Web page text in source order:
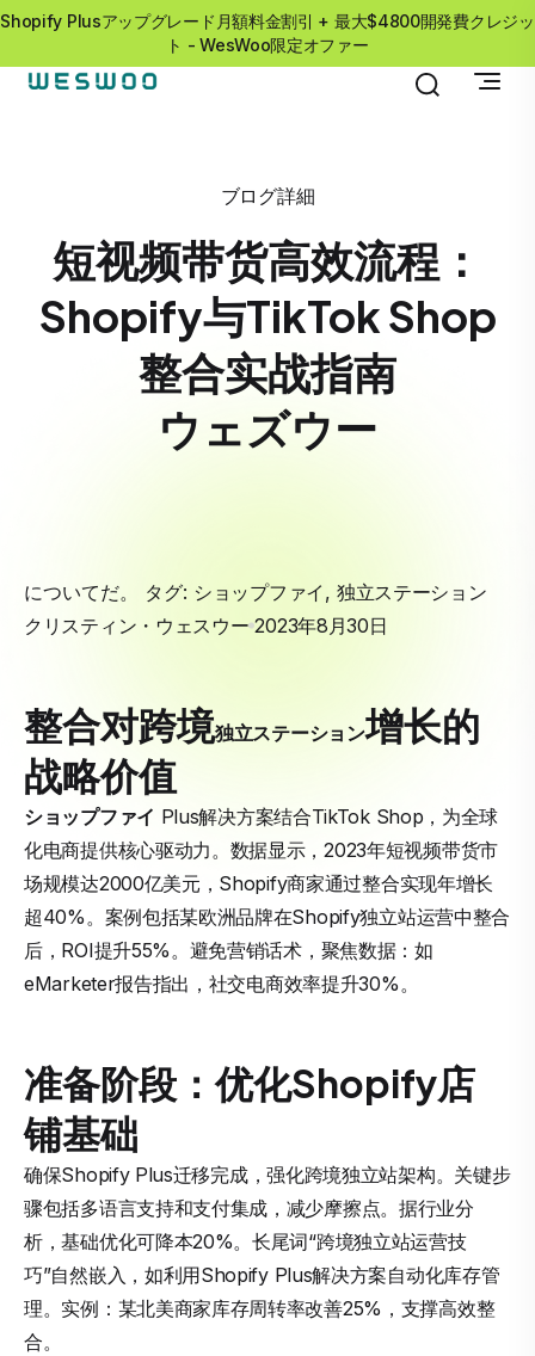
Shopify Plusアップグレード月額料金割引 + 最大$4800開発費クレジッ
ト - WesWoo限定オファー
ブログ詳細
短视频带货高效流程：
Shopify与TikTok Shop
整合实战指南
ウェズウー
についてだ。 タグ: ショップファイ , 独立ステーション
クリスティン・ウェスウー 2023年8月30日
整合对跨境独立ステーション增长的
战略价值
ショップファイ Plus解决方案结合TikTok Shop，为全球
化电商提供核心驱动力。数据显示，2023年短视频带货市
场规模达2000亿美元，Shopify商家通过整合实现年增长
超40%。案例包括某欧洲品牌在Shopify独立站运营中整合
后，ROI提升55%。避免营销话术，聚焦数据：如
eMarketer报告指出，社交电商效率提升30%。
准备阶段：优化Shopify店
铺基础
确保Shopify Plus迁移完成，强化跨境独立站架构。关键步
骤包括多语言支持和支付集成，减少摩擦点。据行业分
析，基础优化可降本20%。长尾词“跨境独立站运营技
巧”自然嵌入，如利用Shopify Plus解决方案自动化库存管
理。实例：某北美商家库存周转率改善25%，支撑高效整
合。